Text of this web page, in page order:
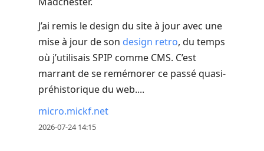
J’ai remis le design du site à jour avec une
mise à jour de son design retro, du temps
où j’utilisais SPIP comme CMS. C’est
marrant de se remémorer ce passé quasi-
préhistorique du web....
micro.mickf.net
2026-07-24 14:15